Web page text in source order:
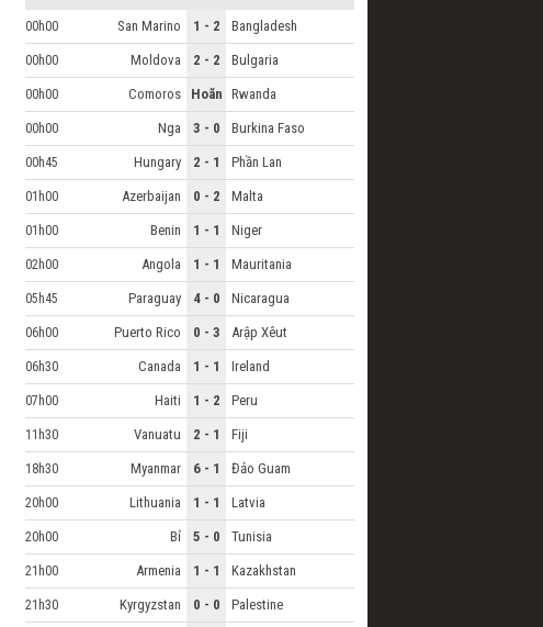
00h00 San Marino 1 - 2 Bangladesh
00h00 Moldova 2 - 2 Bulgaria
00h00 Comoros Hoãn Rwanda
00h00 Nga 3 - 0 Burkina Faso
00h45 Hungary 2 - 1 Phần Lan
01h00 Azerbaijan 0 - 2 Malta
01h00 Benin 1 - 1 Niger
02h00 Angola 1 - 1 Mauritania
05h45 Paraguay 4 - 0 Nicaragua
06h00 Puerto Rico 0 - 3 Arập Xêut
06h30 Canada 1 - 1 Ireland
07h00 Haiti 1 - 2 Peru
11h30 Vanuatu 2 - 1 Fiji
18h30 Myanmar 6 - 1 Đảo Guam
20h00 Lithuania 1 - 1 Latvia
20h00 Bỉ 5 - 0 Tunisia
21h00 Armenia 1 - 1 Kazakhstan
21h30 Kyrgyzstan 0 - 0 Palestine